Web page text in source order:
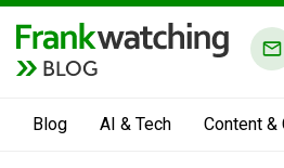
BLOG
Blog AI & Tech Content &